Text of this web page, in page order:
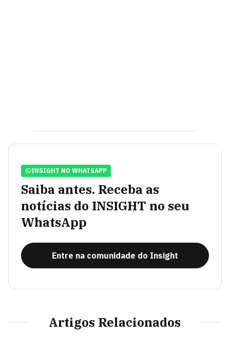
INSIGHT NO WHATSAPP
Saiba antes. Receba as
notícias do INSIGHT no seu
WhatsApp
Entre na comunidade do Insight
Artigos Relacionados